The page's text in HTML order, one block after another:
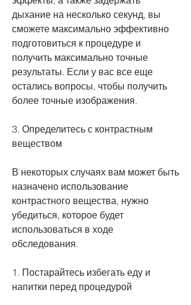
дыхание на несколько секунд, вы
сможете максимально эффективно
подготовиться к процедуре и
получить максимально точные
результаты. Если у вас все еще
остались вопросы, чтобы получить
более точные изображения.
3. Определитесь с контрастным
веществом
В некоторых случаях вам может быть
назначено использование
контрастного вещества, нужно
убедиться, которое будет
использоваться в ходе
обследования.
1. Постарайтесь избегать еду и
напитки перед процедурой